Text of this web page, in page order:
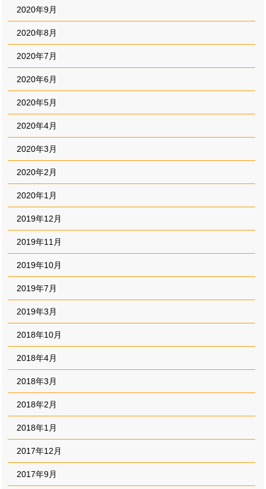
2020年9月
2020年8月
2020年7月
2020年6月
2020年5月
2020年4月
2020年3月
2020年2月
2020年1月
2019年12月
2019年11月
2019年10月
2019年7月
2019年3月
2018年10月
2018年4月
2018年3月
2018年2月
2018年1月
2017年12月
2017年9月